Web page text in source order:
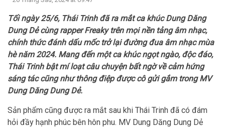
Tối ngày 25/6, Thái Trinh đã ra mắt ca khúc Dung Dăng
Dung Dẻ cùng rapper Freaky trên mọi nền tảng âm nhạc,
chính thức đánh dấu mốc trở lại đường đua âm nhạc mùa
hè năm 2024. Mang đến một ca khúc ngọt ngào, độc đáo,
Thái Trinh bật mí loạt câu chuyện bất ngờ về cảm hứng
sáng tác cũng như thông điệp được cô gửi gắm trong MV
Dung Dăng Dung Dẻ.
Sản phẩm cũng được ra mắt sau khi Thái Trinh đã có đám
hỏi đầy hạnh phúc bên hôn phu. MV Dung Dăng Dung Dẻ